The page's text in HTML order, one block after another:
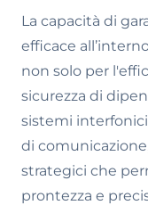
La capacità di
efficace
non solo per
sicurezza di
sistemi
di
strategici che
prontezza e